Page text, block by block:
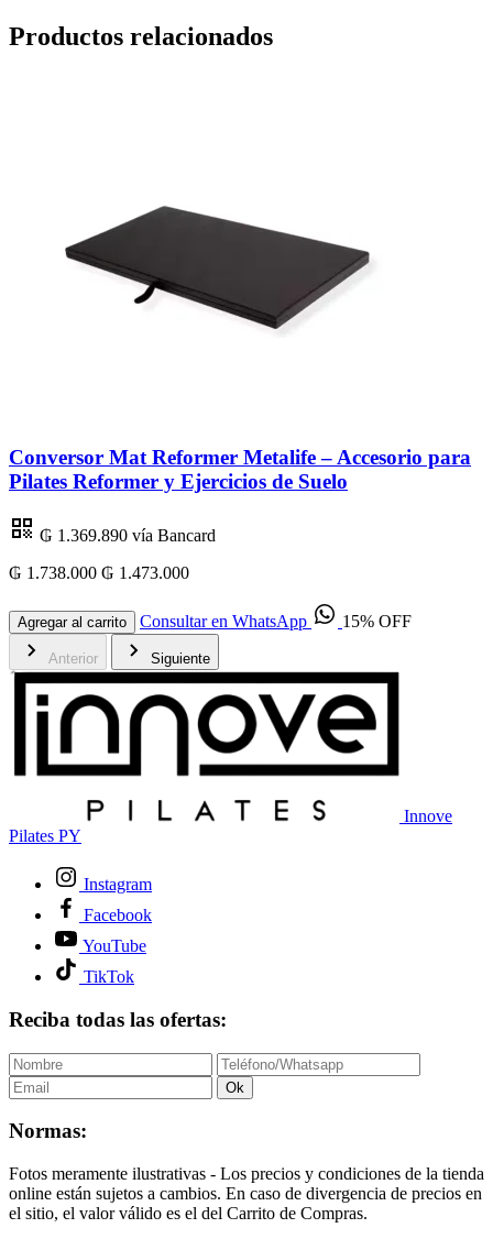
Productos relacionados
Conversor Mat Reformer Metalife – Accesorio para
Pilates Reformer y Ejercicios de Suelo
₲ 1.369.890 vía Bancard
₲ 1.738.000 ₲ 1.473.000
Agregar al carrito Consultar en WhatsApp 15% OFF
Anterior Siguiente
Innove
Pilates PY
Instagram
Facebook
YouTube
TikTok
Reciba todas las ofertas:
Ok
Normas:
Fotos meramente ilustrativas - Los precios y condiciones de la tienda
online están sujetos a cambios. En caso de divergencia de precios en
el sitio, el valor válido es el del Carrito de Compras.